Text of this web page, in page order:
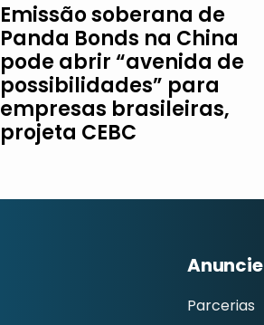
Emissão soberana de
Panda Bonds na China
pode abrir “avenida de
possibilidades” para
empresas brasileiras,
projeta CEBC
Anuncie
Parcerias